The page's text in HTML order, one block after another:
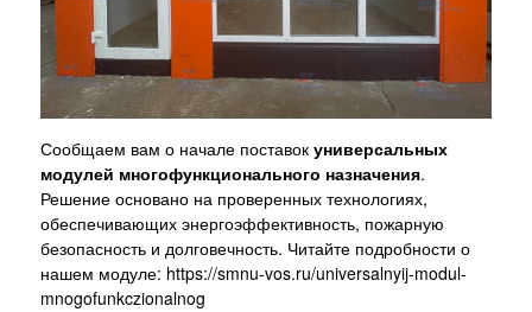
Сообщаем вам о начале поставокуниверсальных
модулей многофункционального назначения.
Решение основано на проверенных технологиях,
обеспечивающих энергоэффективность, пожарную
безопасность и долговечность. Читайте подробности о
нашем модуле: https://smnu-vos.ru/universalnyij-modul-
mnogofunkczionalnog